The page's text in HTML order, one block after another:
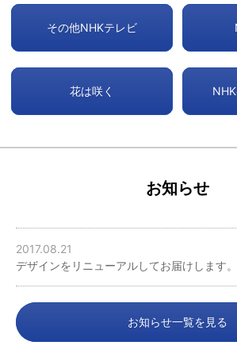
その他NHKテレビ
花は咲く
お知らせ
2017.08.21
デザインをリニューアルしてお届けします。
お知らせ一覧を見る